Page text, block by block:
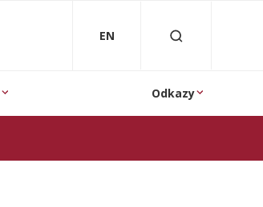
EN
Odkazy